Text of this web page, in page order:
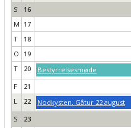
S
16
M 17
T
18
O
19
T
20
Bestyrrelsesmøde
F
21
L
22
Nodkysten. Gåtur 22 august
S
23